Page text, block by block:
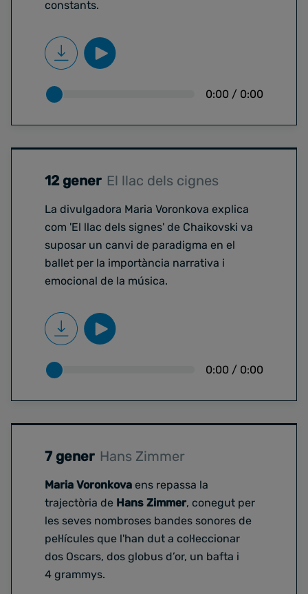
constants.
0:00 / 0:00
12 gener El llac dels cignes
La divulgadora Maria Voronkova explica
com 'El llac dels signes' de Chaikovski va
suposar un canvi de paradigma en el
ballet per la importància narrativa i
emocional de la música.
0:00 / 0:00
7 gener Hans Zimmer
Maria Voronkova ens repassa la
trajectòria de Hans Zimmer, conegut per
les seves nombroses bandes sonores de
pel·lícules que l'han dut a col·leccionar
dos Oscars, dos globus d’or, un bafta i
4 grammys.